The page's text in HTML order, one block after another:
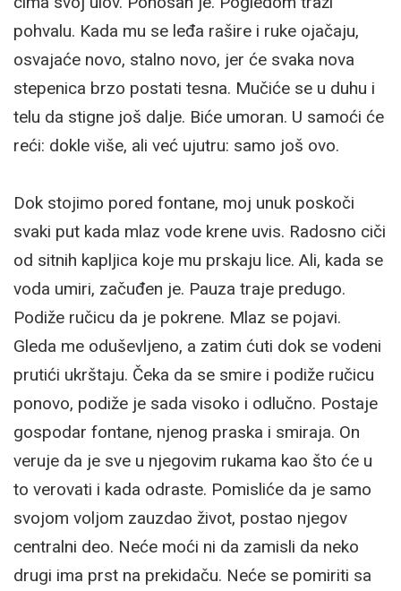
pohvalu. Kada mu se leđa rašire i ruke ojačaju,
osvajaće novo, stalno novo, jer će svaka nova
stepenica brzo postati tesna. Mučiće se u duhu i
telu da stigne još dalje. Biće umoran. U samoći će
reći: dokle više, ali već ujutru: samo još ovo.
Dok stojimo pored fontane, moj unuk poskoči
svaki put kada mlaz vode krene uvis. Radosno ciči
od sitnih kapljica koje mu prskaju lice. Ali, kada se
voda umiri, začuđen je. Pauza traje predugo.
Podiže ručicu da je pokrene. Mlaz se pojavi.
Gleda me oduševljeno, a zatim ćuti dok se vodeni
prutići ukrštaju. Čeka da se smire i podiže ručicu
ponovo, podiže je sada visoko i odlučno. Postaje
gospodar fontane, njenog praska i smiraja. On
veruje da je sve u njegovim rukama kao što će u
to verovati i kada odraste. Pomisliće da je samo
svojom voljom zauzdao život, postao njegov
centralni deo. Neće moći ni da zamisli da neko
drugi ima prst na prekidaču. Neće se pomiriti sa